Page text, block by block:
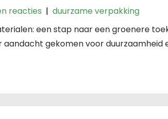
reacties | duurzame verpakking
een stap naar een groenere
gekomen voor duurzaamheid